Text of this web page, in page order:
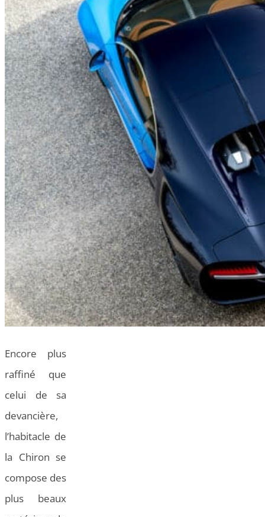
Encore plus
raffiné que
celui de sa
devancière,
l’habitacle de
la Chiron se
compose des
plus beaux